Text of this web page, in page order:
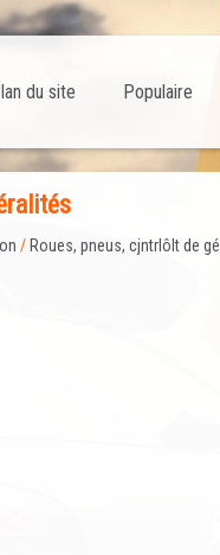
Populaire
du site
/ Roues, pneus, cjntrlôlt de